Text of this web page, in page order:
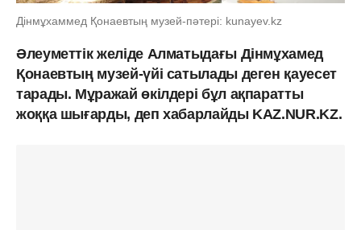
Дінмұхаммед Қонаевтың музей-пәтері: kunayev.kz
Әлеуметтік желіде Алматыдағы Дінмұхамед
Қонаевтың музей-үйі сатылады деген қауесет
тарады. Мұражай өкілдері бұл ақпаратты
жоққа шығарды, деп хабарлайды KAZ.NUR.KZ.